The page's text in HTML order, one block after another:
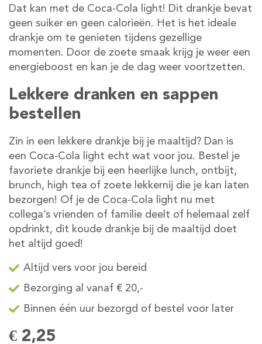
Dat kan met de Coca-Cola light! Dit drankje bevat
geen suiker en geen calorieën. Het is het ideale
drankje om te genieten tijdens gezellige
momenten. Door de zoete smaak krijg je weer een
energieboost en kan je de dag weer voortzetten.
Lekkere dranken en sappen
bestellen
Zin in een lekkere drankje bij je maaltijd? Dan is
een Coca-Cola light echt wat voor jou. Bestel je
favoriete drankje bij een heerlijke lunch, ontbijt,
brunch, high tea of zoete lekkernij die je kan laten
bezorgen! Of je de Coca-Cola light nu met
collega’s vrienden of familie deelt of helemaal zelf
opdrinkt, dit koude drankje bij de maaltijd doet
het altijd goed!
Altijd vers voor jou bereid
Bezorging al vanaf € 20,-
Binnen één uur bezorgd of bestel voor later
€ 2,25